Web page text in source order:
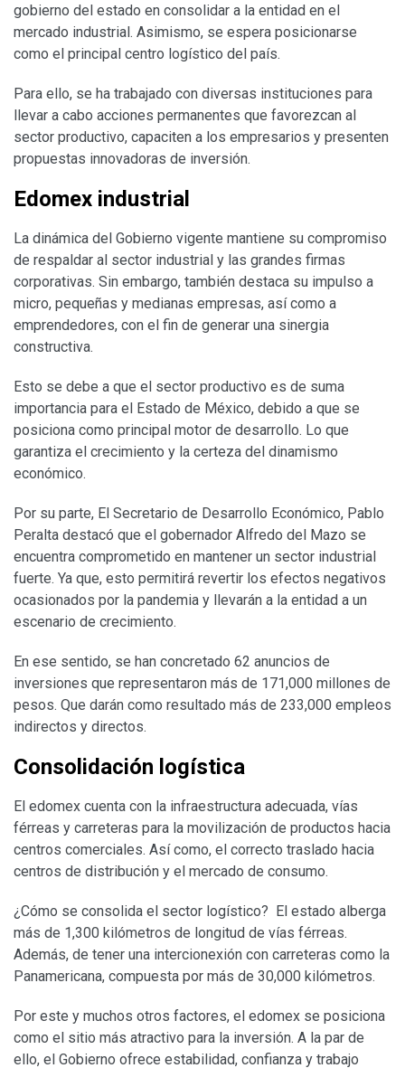
gobierno del estado en consolidar a la entidad en el
mercado industrial. Asimismo, se espera posicionarse
como el principal centro logístico del país.
Para ello, se ha trabajado con diversas instituciones para
llevar a cabo acciones permanentes que favorezcan al
sector productivo, capaciten a los empresarios y presenten
propuestas innovadoras de inversión.
Edomex industrial
La dinámica del Gobierno vigente mantiene su compromiso
de respaldar al sector industrial y las grandes firmas
corporativas. Sin embargo, también destaca su impulso a
micro, pequeñas y medianas empresas, así como a
emprendedores, con el fin de generar una sinergia
constructiva.
Esto se debe a que el sector productivo es de suma
importancia para el Estado de México, debido a que se
posiciona como principal motor de desarrollo. Lo que
garantiza el crecimiento y la certeza del dinamismo
económico.
Por su parte, El Secretario de Desarrollo Económico, Pablo
Peralta destacó que el gobernador Alfredo del Mazo se
encuentra comprometido en mantener un sector industrial
fuerte. Ya que, esto permitirá revertir los efectos negativos
ocasionados por la pandemia y llevarán a la entidad a un
escenario de crecimiento.
En ese sentido, se han concretado 62 anuncios de
inversiones que representaron más de 171,000 millones de
pesos. Que darán como resultado más de 233,000 empleos
indirectos y directos.
Consolidación logística
El edomex cuenta con la infraestructura adecuada, vías
férreas y carreteras para la movilización de productos hacia
centros comerciales. Así como, el correcto traslado hacia
centros de distribución y el mercado de consumo.
¿Cómo se consolida el sector logístico? El estado alberga
más de 1,300 kilómetros de longitud de vías férreas.
Además, de tener una intercionexión con carreteras como la
Panamericana, compuesta por más de 30,000 kilómetros.
Por este y muchos otros factores, el edomex se posiciona
como el sitio más atractivo para la inversión. A la par de
ello, el Gobierno ofrece estabilidad, confianza y trabajo